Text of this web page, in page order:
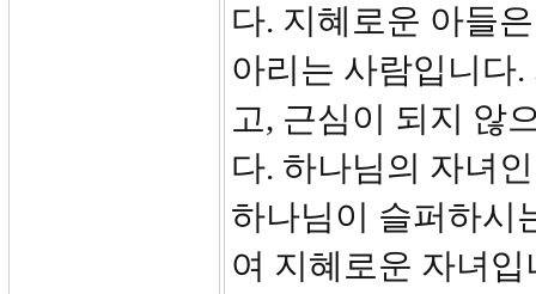
다. 지혜로운 아들
아리는 사람입니다
고, 근심이 되지 않
다. 하나님의 자녀
하나님이 슬퍼하시
여 지혜로운 자녀입